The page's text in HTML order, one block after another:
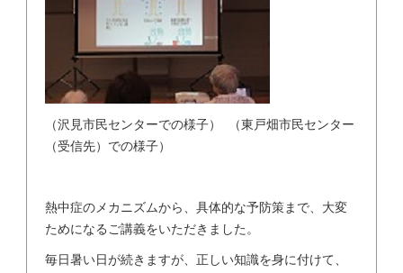
（沢見市民センターでの様子） （東戸畑市民センター
（受信先）での様子）
熱中症のメカニズムから、具体的な予防策まで、大変
ためになるご講義をいただきました。
毎日暑い日が続きますが、正しい知識を身に付けて、